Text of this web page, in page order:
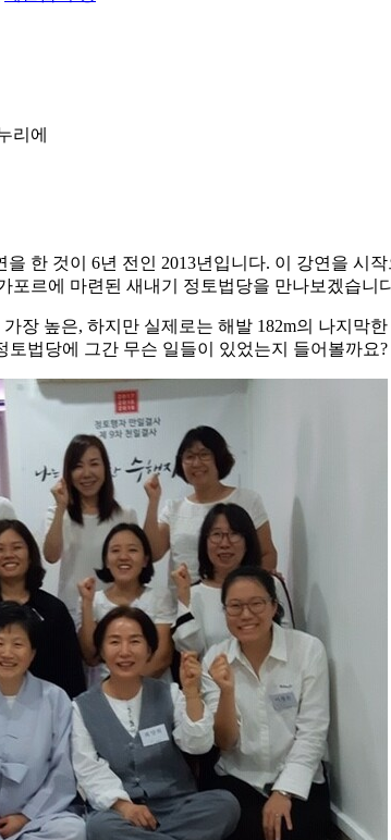
리에
한 것이 6년 전인 2013년입니다. 이 강연을 시
포르에 마련된 새내기 정토법당을 만나보겠습니
장 높은, 하지만 실제로는 해발 182m의 나지막
토법당에 그간 무슨 일들이 있었는지 들어볼까요?